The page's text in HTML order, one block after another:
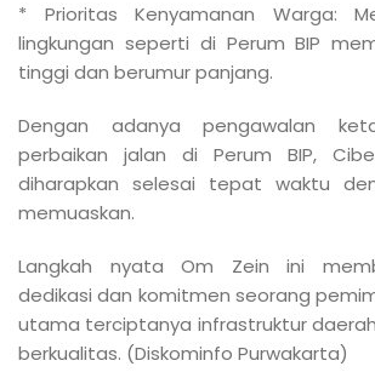
* Prioritas Kenyamanan Warga:
lingkungan seperti di Perum BIP
tinggi dan berumur panjang.
Dengan adanya pengawalan
perbaikan jalan di Perum BIP,
diharapkan selesai tepat waktu
memuaskan.
Langkah nyata Om Zein ini
dedikasi dan komitmen seorang
utama terciptanya infrastruktur
berkualitas. (Diskominfo Purwakarta)